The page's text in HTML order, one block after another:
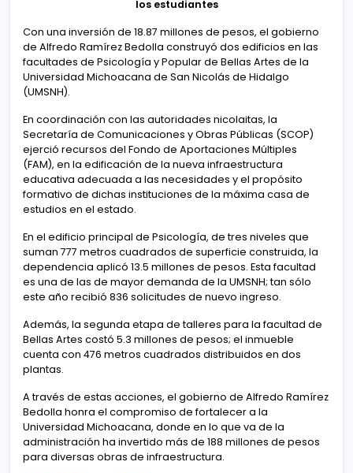
los estudiantes
Con una inversión de 18.87 millones de pesos, el gobierno
de Alfredo Ramírez Bedolla construyó dos edificios en las
facultades de Psicología y Popular de Bellas Artes de la
Universidad Michoacana de San Nicolás de Hidalgo
(UMSNH).
En coordinación con las autoridades nicolaitas, la
Secretaría de Comunicaciones y Obras Públicas (SCOP)
ejerció recursos del Fondo de Aportaciones Múltiples
(FAM), en la edificación de la nueva infraestructura
educativa adecuada a las necesidades y el propósito
formativo de dichas instituciones de la máxima casa de
estudios en el estado.
En el edificio principal de Psicología, de tres niveles que
suman 777 metros cuadrados de superficie construida, la
dependencia aplicó 13.5 millones de pesos. Esta facultad
es una de las de mayor demanda de la UMSNH; tan sólo
este año recibió 836 solicitudes de nuevo ingreso.
Además, la segunda etapa de talleres para la facultad de
Bellas Artes costó 5.3 millones de pesos; el inmueble
cuenta con 476 metros cuadrados distribuidos en dos
plantas.
A través de estas acciones, el gobierno de Alfredo Ramírez
Bedolla honra el compromiso de fortalecer a la
Universidad Michoacana, donde en lo que va de la
administración ha invertido más de 188 millones de pesos
para diversas obras de infraestructura.